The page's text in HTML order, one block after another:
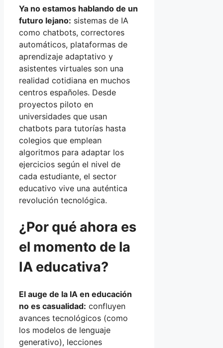
Ya no estamos hablando de un
futuro lejano: sistemas de IA
como chatbots, correctores
automáticos, plataformas de
aprendizaje adaptativo y
asistentes virtuales son una
realidad cotidiana en muchos
centros españoles. Desde
proyectos piloto en
universidades que usan
chatbots para tutorías hasta
colegios que emplean
algoritmos para adaptar los
ejercicios según el nivel de
cada estudiante, el sector
educativo vive una auténtica
revolución tecnológica.
¿Por qué ahora es
el momento de la
IA educativa?
El auge de la IA en educación
no es casualidad: confluyen
avances tecnológicos (como
los modelos de lenguaje
generativo), lecciones